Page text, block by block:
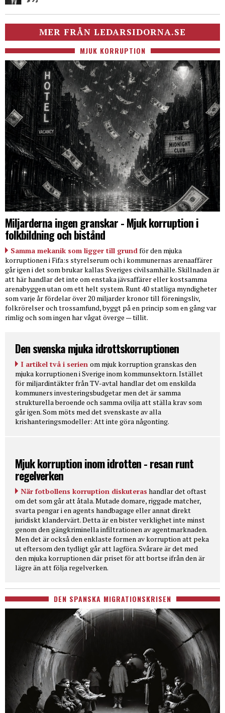
MER FRÅN LEDARSIDORNA.SE
MJUK KORRUPTION
Miljarderna ingen granskar - Mjuk korruption i
folkbildning och bistånd
Samma mekanik som ligger till grundför den mjuka
korruptionen i Fifa:s styrelserum och i kommunernas arenaaffärer
går igen i det som brukar kallas Sveriges civilsamhälle. Skillnaden är
att här handlar det inte om enstaka jävsaffärer eller kostsamma
arenabyggen utan om ett helt system. Runt 40 statliga myndigheter
som varje år fördelar över 20 miljarder kronor till föreningsliv,
folkrörelser och trossamfund, byggt på en princip som en gång var
rimlig och som ingen har vågat överge — tillit.
Den svenska mjuka idrottskorruptionen
I artikel två i serien om mjuk korruption granskas den
mjuka korruptionen i Sverige inom kommunsektorn. Istället
för miljardintäkter från TV-avtal handlar det om enskilda
kommuners investeringsbudgetar men det är samma
strukturella beroende och samma ovilja att ställa krav som
går igen. Som möts med det svenskaste av alla
krishanteringsmodeller: Att inte göra någonting.
Mjuk korruption inom idrotten - resan runt
regelverken
När fotbollens korruption diskuteras handlar det oftast
om det som går att åtala. Mutade domare, riggade matcher,
svarta pengar i en agents handbagage eller annat direkt
juridiskt klandervärt. Detta är en bister verklighet inte minst
genom den gängkriminella infiltrationen av agentmarknaden.
Men det är också den enklaste formen av korruption att peka
ut eftersom den tydligt går att lagföra. Svårare är det med
den mjuka korruptionen där priset för att bortse ifrån den är
lägre än att följa regelverken.
DEN SPANSKA MIGRATIONSKRISEN